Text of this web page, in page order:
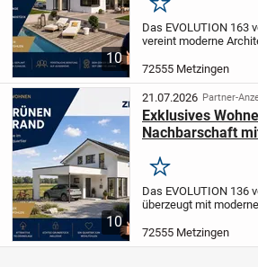
10
Merken
Das EVOLUTION 163
vereint moderne
höchsten
gestaltete Wohn-,
bildet das Herzstück
72555 Metzingen
10
21.07.2026 Partner-
Exklusives
Nachbarschaft
Merken
Das EVOLUTION 136
überzeugt mit
durchdachten
offen gestaltete
72555 Metzingen